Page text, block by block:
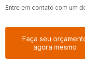
Entre em contato com um
Faça seu
agora mesmo